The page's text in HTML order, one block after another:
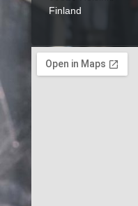
Finland